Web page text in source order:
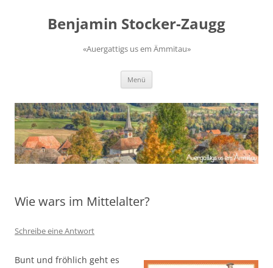
springenBenjamin Stocker-Zaugg
«Auergattigs us em Ämmitau»
Menü
Wie wars im Mittelalter?
Schreibe eine Antwort
Bunt und fröhlich geht es